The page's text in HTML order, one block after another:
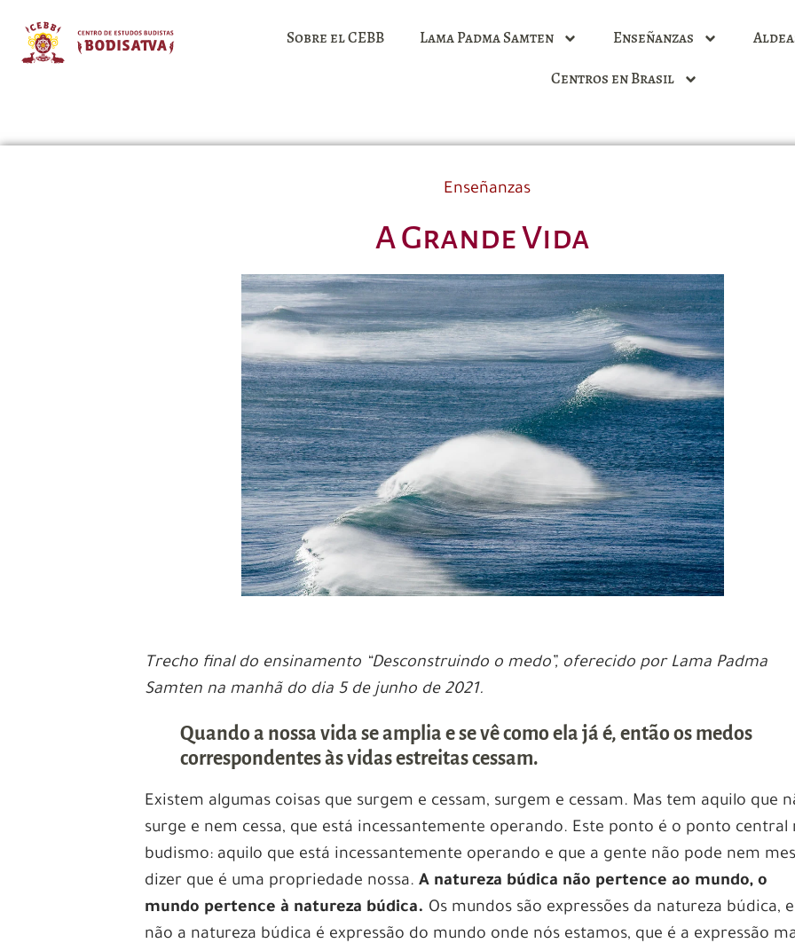
Sobre el CEBB Lama Padma Samten Enseñanzas
Centros en Brasil
Enseñanzas
A Grande Vida
Trecho final do ensinamento “Desconstruindo o medo”, oferecido por Lama Padma
Samten na manhã do dia 5 de junho de 2021.
Quando a nossa vida se amplia e se vê como ela já é, então os medos
correspondentes às vidas estreitas cessam.
Existem algumas coisas que surgem e cessam, surgem e cessam. Mas tem aquilo que
surge e nem cessa, que está incessantemente operando. Este ponto é o ponto central
budismo: aquilo que está incessantemente operando e que a gente não pode nem
dizer que é uma propriedade nossa.A natureza búdica não pertence ao mundo, o
mundo pertence à natureza búdica. Os mundos são expressões da natureza búdica, e
não a natureza búdica é expressão do mundo onde nós estamos, que é a expressão